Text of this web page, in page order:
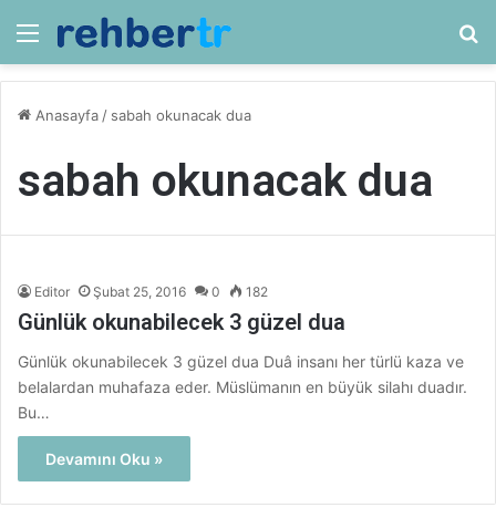
Menü
Anasayfa / sabah okunacak dua
sabah okunacak dua
Editor Şubat 25, 2016 0 182
Günlük okunabilecek 3 güzel dua
Günlük okunabilecek 3 güzel dua Duâ insanı her türlü kaza ve
belalardan muhafaza eder. Müslümanın en büyük silahı duadır.
Bu…
Devamını Oku »